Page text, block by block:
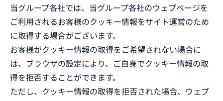
当グループ各社では、当グループ各社のウェブページを
ご利用されるお客様のクッキー情報をサイト運営のため
に取得する場合がございます。
お客様がクッキー情報の取得をご希望されない場合に
は、ブラウザの設定により、ご自身でクッキー情報の取
得を拒否することができます。
ただし、クッキー情報の取得を拒否された場合、ウェブ